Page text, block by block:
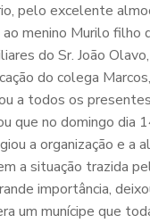
pelo excelente
menino Murilo filho
do Sr. João
do colega
a todos os
que no domingo
a organização e a
a situação trazida
importância,
um munícipe que